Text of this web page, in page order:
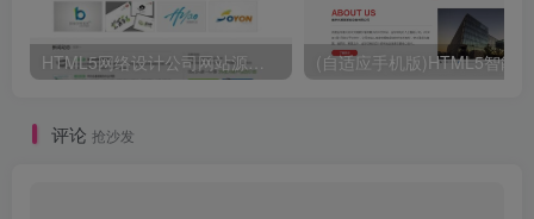
HTML5网络设计公司网站源码 织梦dedecms整站模板
评论 抢沙发